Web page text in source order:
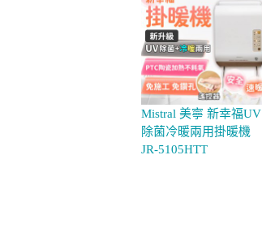
Mistral 美寧 新幸福UV
除菌冷暖兩用掛暖機
JR-5105HTT